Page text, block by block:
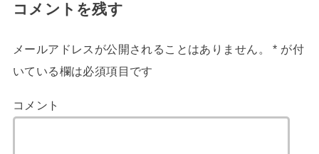
コメントを残す
メールアドレスが公開されることはありません。 * が付
いている欄は必須項目です
コメント